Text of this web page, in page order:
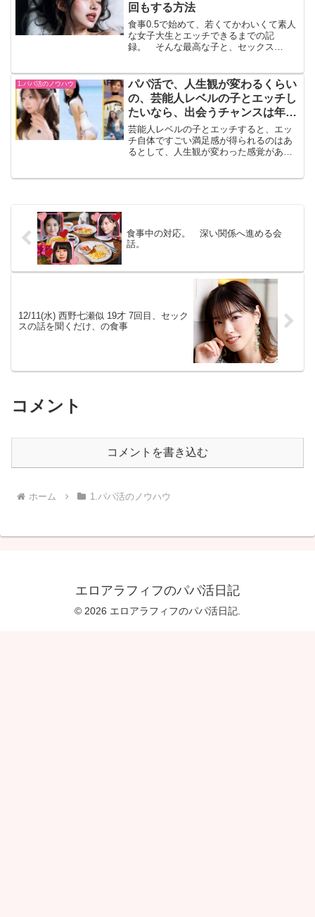
回もする方法
食事0.5で始めて、若くてかわいくて素人
な女子大生とエッチできるまでの記
録。 そんな最高な子と、セックス
ならチャンスある、という情報に触れ
て、色々と工夫してきた結果...
1.パパ活のノウハウ
パパ活で、人生観が変わるくらい
の、芸能人レベルの子とエッチし
たいなら、出会うチャンスは年２
回。夏休みはあと1カ月弱！
芸能人レベルの子とエッチすると、エッ
チ自体ですごい満足感が得られるのはあ
るとして、人生観が変わった感覚があ
食事中の対応。 深い関係へ進める会
話。
12/11(水) 西野七瀬似 19才 7回目、セック
スの話を聞くだけ、の食事
コメント
コメントを書き込む
ホーム 1.パパ活のノウハウ
エロアラフィフのパパ活日記
© 2026 エロアラフィフのパパ活日記.